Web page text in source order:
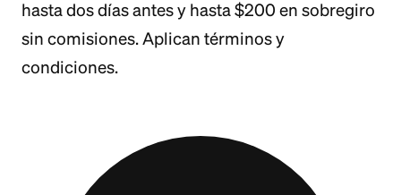
hasta dos días antes y hasta $200 en sobregiro
sin comisiones. Aplican términos y
condiciones.